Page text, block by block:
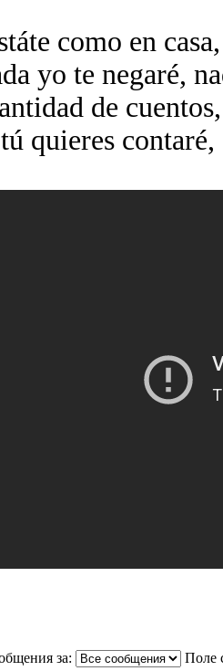
como en
yo te negaré,
de
quieres
за:
Поле